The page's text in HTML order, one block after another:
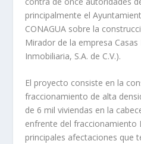
principalmente el
CONAGUA sobre la
Mirador de la empresa
Inmobiliaria, S.A. de C.V.).
El proyecto consiste en la
fraccionamiento de alta
de 6 mil viviendas en la
enfrente del fraccionamiento
principales afectaciones que